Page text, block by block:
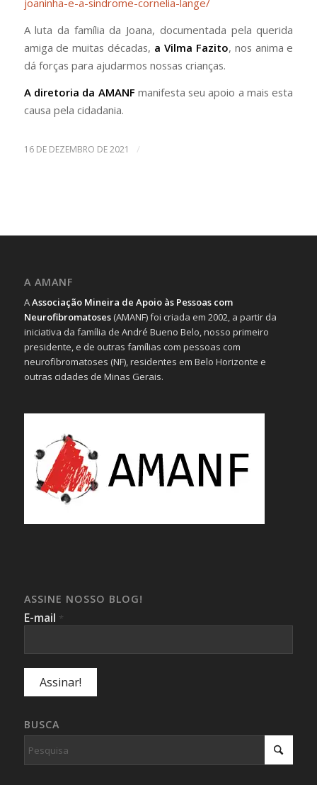
joaninha-e-a-sindrome-cornelia-lange/
A luta da família da Joana, documentada pela querida
amiga de muitas décadas, a Vilma Fazito, nos anima e
dá forças para ajudarmos nossas crianças.
A diretoria da AMANF manifesta seu apoio a mais esta
causa pela cidadania.
16 DE DEZEMBRO DE 2021 /
A AMANF
AAssociação Mineira de Apoio às Pessoas com
Neurofibromatoses(AMANF) foi criada em 2002, a partir da
iniciativa da família de André Bueno Belo, nosso primeiro
presidente, e de outras famílias com pessoas com
neurofibromatoses (NF), residentes em Belo Horizonte e
outras cidades de Minas Gerais.
ASSINE NOSSO BLOG!
E-mail *
BUSCA